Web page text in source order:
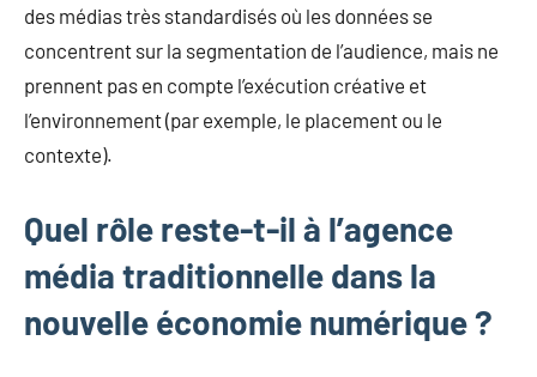
des médias très standardisés où les données se
concentrent sur la segmentation de l’audience, mais ne
prennent pas en compte l’exécution créative et
l’environnement (par exemple, le placement ou le
contexte).
Quel rôle reste-t-il à l’agence
média traditionnelle dans la
nouvelle économie numérique ?